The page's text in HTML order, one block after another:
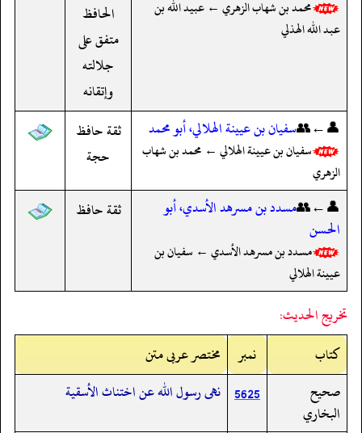
محمد بن شهاب الزهري ← عبيد الله بن
عبد الله الهذلي
الحافظ
متفق على
جلالته
وإتقانه
👤←👥سفيان بن عيينة الهلالي، أبو محمد
سفيان بن عيينة الهلالي ← محمد بن شهاب
الزهري
ثقة حافظ
حجة
👤←👥مسدد بن مسرهد الأسدي، أبو
الحسن
مسدد بن مسرهد الأسدي ← سفيان بن
عيينة الهلالي
ثقة حافظ
تخريج الحديث:
کتاب
نمبر
مختصر عربی متن
صحيح
البخاري
5625 نهى رسول الله عن اختناث الأسقية